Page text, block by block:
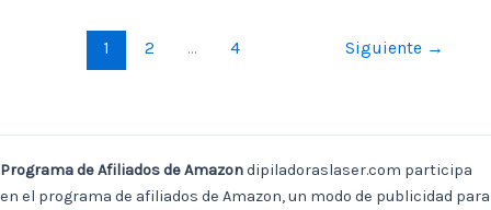
1 2 … 4 Siguiente →
Programa de Afiliados de Amazondipiladoraslaser.com participa
en el programa de afiliados de Amazon, un modo de publicidad para